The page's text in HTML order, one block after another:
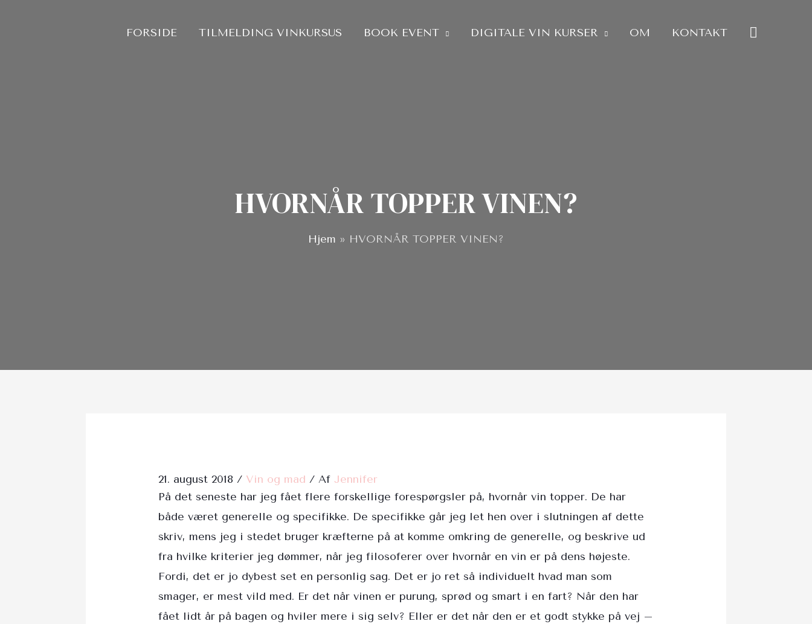
FORSIDE TILMELDING VINKURSUS BOOK EVENT DIGITALE VIN KURSER OM KONTAKT SØG
HVORNÅR TOPPER VINEN?
Hjem » HVORNÅR TOPPER VINEN?
21. august 2018/ Vin og mad / Af Jennifer
På det seneste har jeg fået flere forskellige forespørgsler på, hvornår vin topper. De har
både været generelle og specifikke. De specifikke går jeg let hen over i slutningen af dette
skriv, mens jeg i stedet bruger kræfterne på at komme omkring de generelle, og beskrive ud
fra hvilke kriterier jeg dømmer, når jeg filosoferer over hvornår en vin er på dens højeste.
Fordi, det er jo dybest set en personlig sag. Det er jo ret så individuelt hvad man som
smager, er mest vild med. Er det når vinen er purung, sprød og smart i en fart? Når den har
fået lidt år på bagen og hviler mere i sig selv? Eller er det når den er et godt stykke på vej –